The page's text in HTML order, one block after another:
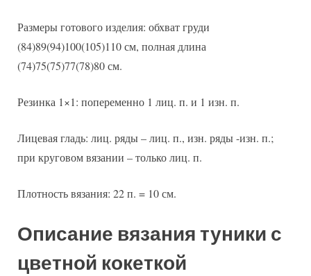
Размеры готового изделия: обхват груди
(84)89(94)100(105)110 см, полная длина
(74)75(75)77(78)80 см.
Резинка 1×1: попеременно 1 лиц. п. и 1 изн. п.
Лицевая гладь: лиц. ряды – лиц. п., изн. ряды -изн. п.;
при круговом вязании – только лиц. п.
Плотность вязания: 22 п. = 10 см.
Описание вязания туники с
цветной кокеткой